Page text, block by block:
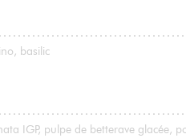
basilic
IGP, pulpe de betterave glacée,